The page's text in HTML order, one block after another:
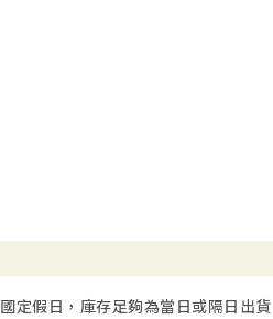
定假日，庫存足夠為當日或隔日出